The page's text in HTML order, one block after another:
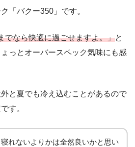
「バクー350」です。
でなら快適に過ごせますよ。」と
っとオーバースペック気味にも感
と夏でも冷え込むことがあるので
す。
れないよりかは全然良いかと思い